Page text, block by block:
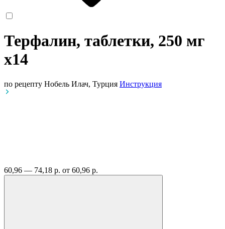
Терфалин, таблетки, 250 мг
x14
по рецепту Нобель Илач, Турция Инструкция
60,96 — 74,18 р. от 60,96 р.